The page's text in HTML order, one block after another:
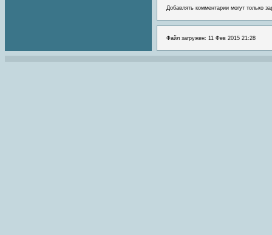
Добавлять комментарии могут только
Файл загружен: 11 Фев 2015 21:28